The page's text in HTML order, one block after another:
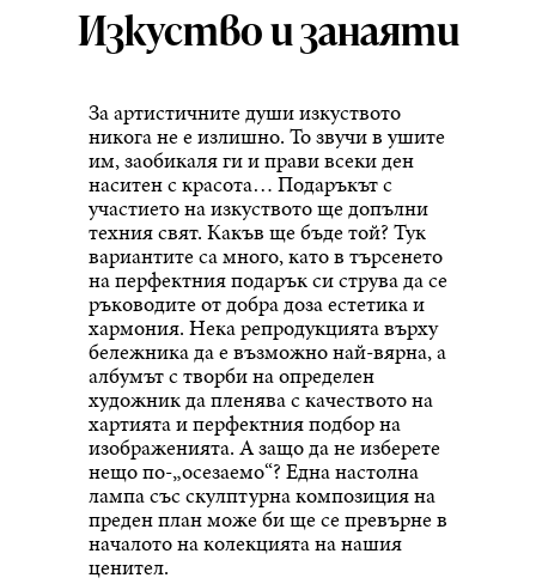
Изкуство и занаяти
За артистичните души изкуството
никога не е излишно. То звучи в ушите
им, заобикаля ги и прави всеки ден
наситен с красота… Подаръкът с
участието на изкуството ще допълни
техния свят. Какъв ще бъде той? Тук
вариантите са много, като в търсенето
на перфектния подарък си струва да се
ръководите от добра доза естетика и
хармония. Нека репродукцията върху
бележника да е възможно най-вярна, а
албумът с творби на определен
художник да пленява с качеството на
хартията и перфектния подбор на
изображенията. А защо да не изберете
нещо по-„осезаемо“? Една настолна
лампа със скулптурна композиция на
преден план може би ще се превърне в
началото на колекцията на нашия
ценител.